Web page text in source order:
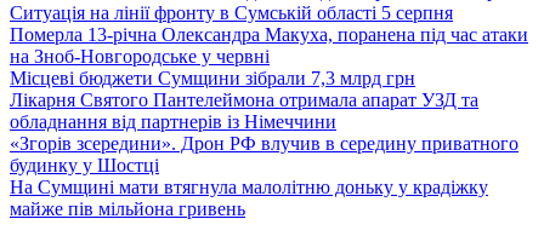
Ситуація на лінії фронту в Сумській області 5 серпня
Померла 13-річна Олександра Макуха, поранена під час атаки
на Зноб-Новгородське у червні
Місцеві бюджети Сумщини зібрали 7,3 млрд грн
Лікарня Святого Пантелеймона отримала апарат УЗД та
обладнання від партнерів із Німеччини
«Згорів зсередини». Дрон РФ влучив в середину приватного
будинку у Шостці
На Сумщині мати втягнула малолітню доньку у крадіжку
майже пів мільйона гривень